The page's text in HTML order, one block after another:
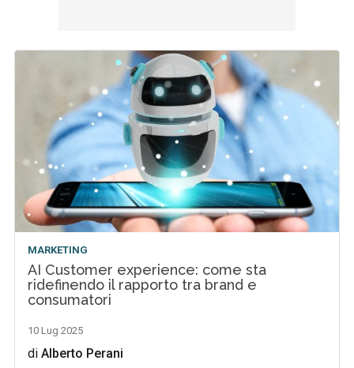
MARKETING
AI Customer experience: come sta
ridefinendo il rapporto tra brand e
consumatori
10 Lug 2025
diAlberto Perani